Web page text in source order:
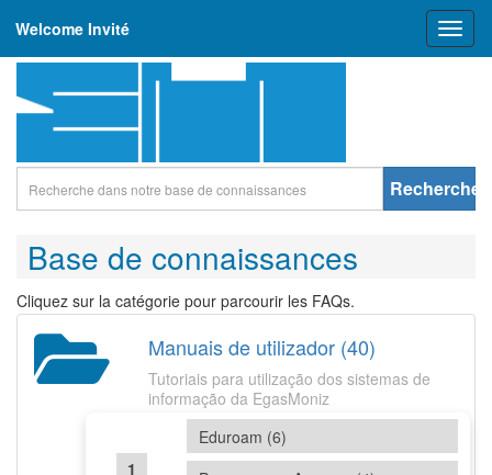
Welcome Invité
Rechercher
Base de connaissances
Cliquez sur la catégorie pour parcourir les FAQs.
Manuais de utilizador (40)
Tutoriais para utilização dos sistemas de
informação da EgasMoniz
Eduroam (6)